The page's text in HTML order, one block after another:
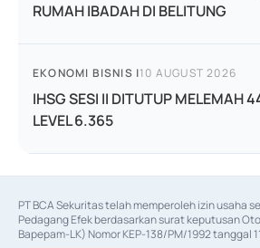
RUMAH IBADAH DI BELITUNG
EKONOMI BISNIS |10 AUGUST 2026
IHSG SESI II DITUTUP MELEMAH
LEVEL 6.365
PT BCA Sekuritas telah memperoleh izin usaha
Pedagang Efek berdasarkan surat keputusan
Bapepam-LK) Nomor KEP-138/PM/1992 tanggal